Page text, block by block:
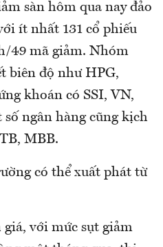
sàn hôm qua nay đảo
ít nhất 131 cổ phiếu
49 mã giảm. Nhóm
biên độ như HPG,
khoán có SSI, VN,
ngân hàng cũng kịch
MBB.
có thể xuất phát từ
với mức sụt giảm